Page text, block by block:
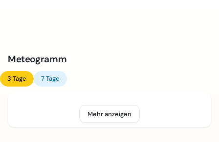
Meteogramm
3 Tage 7 Tage
Mehr anzeigen